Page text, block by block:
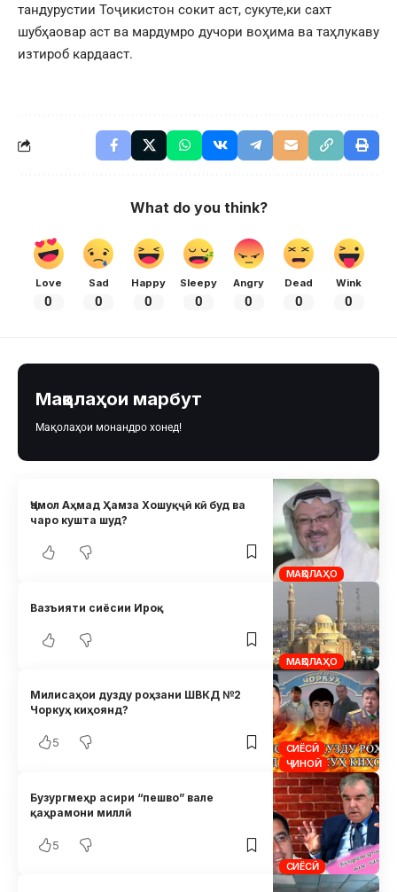
тандурустии Тоҷикистон сокит аст, сукуте,ки сахт
шубҳаовар аст ва мардумро дучори воҳима ва таҳлукаву
изтироб кардааст.
What do you think?
Love
0
Sad
0
Happy
0
Sleepy
0
Angry
0
Dead
0
Wink
0
Мақолаҳои марбут
Мақолаҳои монандро хонед!
МАҚОЛАҲО
Ҷамол Аҳмад Ҳамза Хошуқҷӣ кӣ буд ва
чаро кушта шуд?
МАҚОЛАҲО
Вазъияти сиёсии Ироқ
СИЁСӢ
ҶИНОӢ
Милисаҳои дузду роҳзани ШВКД №2
Чоркуҳ киҳоянд?
5
СИЁСӢ
Бузургмеҳр асири “пешво” вале
қаҳрамони миллӣ
5